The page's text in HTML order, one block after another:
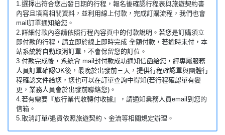
1.選擇出符合您出發日期的行程，報名後確認行程表與旅遊契約書
內容且填寫相關資料，並利用線上付款，完成訂購流程，我們也會
mail訂單通知給您。
2.詳細付款內容請依照行程內容頁中的付款說明。若您是訂購須立
即付款的行程，請立即於線上即時完成 全額付款，若逾時未付，本
站系統將自動取消訂單，不會保留您的訂位。
3.付款完成後，系統會 mail封付款成功通知信函給您，經專屬服務
人員訂單確認OK後，最晚於出發前三天，提供行程確認單與團體行
程確認文件給您，您也可以在訂單查詢中得知(若行程確認單有變
更，業務人員會於出發前聯絡您)。
4.若有需要『旅行業代收轉付收據』，請通知業務人員email到您的
信箱。
5.取消訂單/退貨依照旅遊契約、金流等相關規定辦理。